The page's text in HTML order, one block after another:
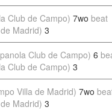
Club de Campo) 7wo beat
Madrid) 3
Club de Campo) 6
Club de Campo) 3
Villa de Madrid) 7wo
Madrid) 3